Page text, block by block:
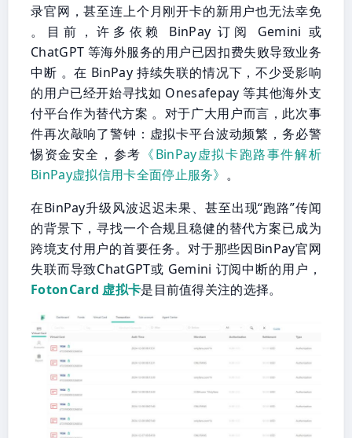
录官网，甚至连上个月刚开卡的新用户也无法幸免
。目前，许多依赖 BinPay 订阅 Gemini 或
ChatGPT 等海外服务的用户已因扣费失败导致业务
中断 。在 BinPay 持续失联的情况下，不少受影响
的用户已经开始寻找如 Onesafepay 等其他海外支
付平台作为替代方案 。对于广大用户而言，此次事
件再次敲响了警钟：虚拟卡平台波动频繁，务必警
惕资金安全，参考 《BinPay虚拟卡跑路事件解析
BinPay虚拟信用卡全面停止服务》 。
在BinPay升级风波迟迟未果、甚至出现“跑路”传闻
的背景下，寻找一个合规且稳健的替代方案已成为
跨境支付用户的首要任务。对于那些因BinPay官网
失联而导致ChatGPT或 Gemini 订阅中断的用户，
FotonCard 虚拟卡是目前值得关注的选择。